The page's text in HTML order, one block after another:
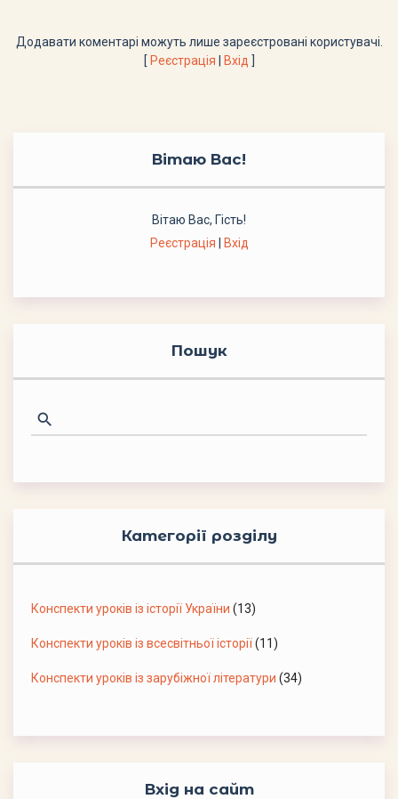
Додавати коментарі можуть лише зареєстровані користувачі.
[ Реєстрація Вхід
Вітаю Вас!
Вітаю Вас, Гість!
Реєстрація
Вхід
Пошук
Категорії розділу
Конспекти уроків із історії України (13)
Конспекти уроків із всесвітньої історії(11)
Конспекти уроків із зарубіжної літератури (34)
Вхід на сайт